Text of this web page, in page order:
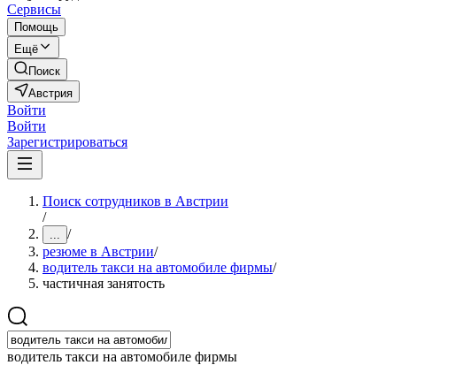
Сервисы
Помощь
Ещё
Поиск
Австрия
Войти
Войти
Зарегистрироваться
Поиск сотрудников в Австрии
/
... /
резюме в Австрии/
водитель такси на автомобиле фирмы/
частичная занятость
водитель такси на автомобиле фирмы